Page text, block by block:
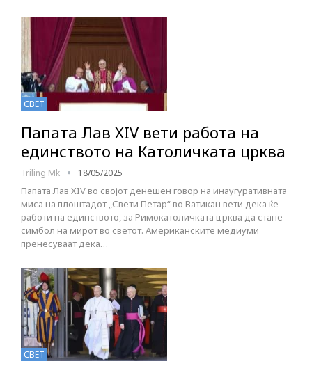
СВЕТ
Папата Лав XIV вети работа на
единството на Католичката црква
Triling Mk 18/05/2025
Папата Лав XIV во својот денешен говор на инаугуративната
миса на плоштадот „Свети Петар“ во Ватикан вети дека ќе
работи на единството, за Римокатоличката црква да стане
симбол на мирот во светот. Американските медиуми
пренесуваат дека…
СВЕТ